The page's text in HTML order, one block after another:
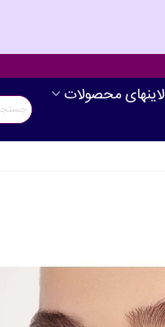
لاینهای محصولات